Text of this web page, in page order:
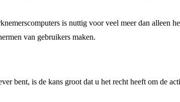
is nuttig voor veel meer dan alleen
van gebruikers maken.
bent, is de kans groot dat u het recht heeft om de